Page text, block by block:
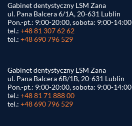
Gabinet dentystyczny LSM Zana
ul. Pana Balcera 6/1A, 20-631 Lublin
Pon.-pt.: 9:00-20:00, sobota: 9:00-14:00
tel.: +48 81 307 62 62
tel.: +48 690 796 529
Gabinet dentystyczny LSM Zana
ul. Pana Balcera 6B/1B, 20-631 Lublin
Pon.-pt.: 9:00-20:00, sobota: 9:00-14:00
tel.: +48 81 71 888 00
tel.: +48 690 796 529